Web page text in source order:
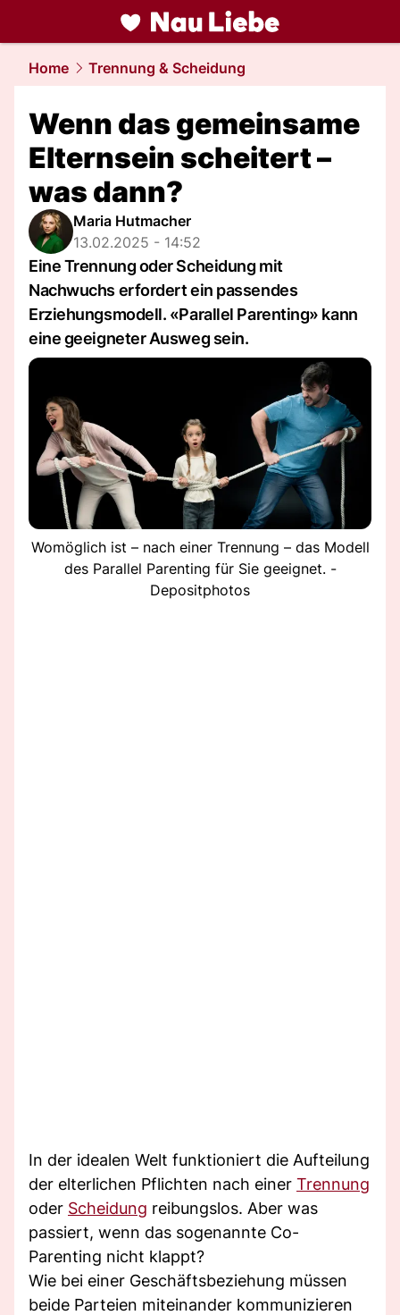
liebe.NAU.ch
Home Trennung & Scheidung
Wenn das gemeinsame
Elternsein scheitert –
was dann?
Maria Hutmacher
13.02.2025 - 14:52
Eine Trennung oder Scheidung mit
Nachwuchs erfordert ein passendes
Erziehungsmodell. «Parallel Parenting» kann
eine geeigneter Ausweg sein.
Womöglich ist – nach einer Trennung – das Modell
des Parallel Parenting für Sie geeignet. -
Depositphotos
In der idealen Welt funktioniert die Aufteilung
der elterlichen Pflichten nach einer Trennung
oder Scheidung reibungslos. Aber was
passiert, wenn das sogenannte Co-
Parenting nicht klappt?
Wie bei einer Geschäftsbeziehung müssen
beide Parteien miteinander kommunizieren